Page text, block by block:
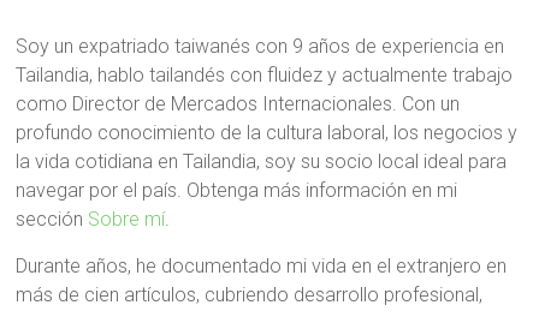
Soy un expatriado taiwanés con 9 años de experiencia en
Tailandia, hablo tailandés con fluidez y actualmente trabajo
como Director de Mercados Internacionales. Con un
profundo conocimiento de la cultura laboral, los negocios y
la vida cotidiana en Tailandia, soy su socio local ideal para
navegar por el país. Obtenga más información en mi
sección Sobre mí.
Durante años, he documentado mi vida en el extranjero en
más de cien artículos, cubriendo desarrollo profesional,